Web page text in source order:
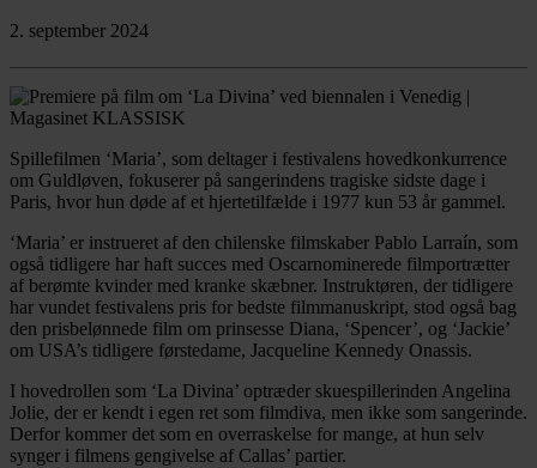
2. september 2024
Spillefilmen ‘Maria’, som deltager i festivalens hovedkonkurrence
om Guldløven, fokuserer på sangerindens tragiske sidste dage i
Paris, hvor hun døde af et hjertetilfælde i 1977 kun 53 år gammel.
‘Maria’ er instrueret af den chilenske filmskaber Pablo Larraín, som
også tidligere har haft succes med Oscarnominerede filmportrætter
af berømte kvinder med kranke skæbner. Instruktøren, der tidligere
har vundet festivalens pris for bedste filmmanuskript, stod også bag
den prisbelønnede film om prinsesse Diana, ‘Spencer’, og ‘Jackie’
om USA’s tidligere førstedame, Jacqueline Kennedy Onassis.
I hovedrollen som ‘La Divina’ optræder skuespillerinden Angelina
Jolie, der er kendt i egen ret som filmdiva, men ikke som sangerinde.
Derfor kommer det som en overraskelse for mange, at hun selv
synger i filmens gengivelse af Callas’ partier.